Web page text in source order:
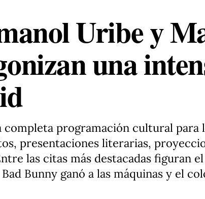
Uribe y
una
programación cultural para
presentaciones literarias,
las citas más destacadas figuran
Bunny ganó a las máquinas y el